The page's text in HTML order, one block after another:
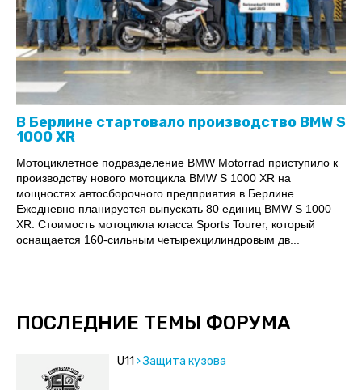
В Берлине стартовало производство BMW S
1000 XR
Мотоциклетное подразделение BMW Motorrad приступило к
производству нового мотоцикла BMW S 1000 XR на
мощностях автосборочного предприятия в Берлине.
Ежедневно планируется выпускать 80 единиц BMW S 1000
XR. Стоимость мотоцикла класса Sports Tourer, который
оснащается 160-сильным четырехцилиндровым дв...
ПОСЛЕДНИЕ ТЕМЫ ФОРУМА
U11 Защита кузова